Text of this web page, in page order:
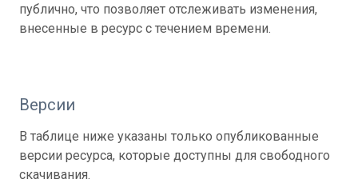
публично, что позволяет отслеживать изменения,
внесенные в ресурс с течением времени.
Версии
В таблице ниже указаны только опубликованные
версии ресурса, которые доступны для свободного
скачивания.